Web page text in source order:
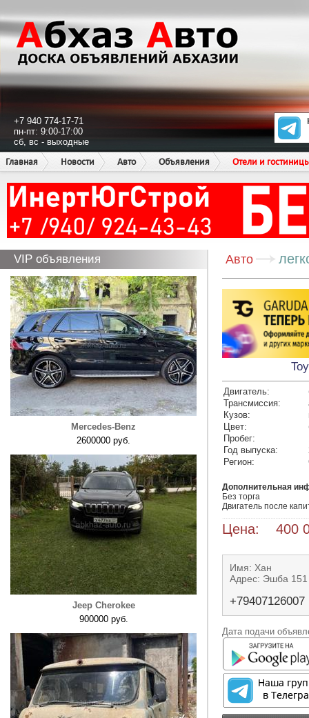
+7 940 774-17-71
пн-пт: 9:00-17:00
сб, вс - выходные
Главная
Новости Авто Объявления Отели и
VIP объявления
Mercedes-Benz
2600000 руб.
Jeep Cherokee
900000 руб.
Авто
Двигатель:
Трансмиссия:
Кузов:
Цвет:
Пробег:
Год выпуска:
Регион:
Дополнительная
Без торга
Двигатель после
Цена: 400
Имя: Хан
Адрес: Эшба 151
+79407126007
Дата подачи